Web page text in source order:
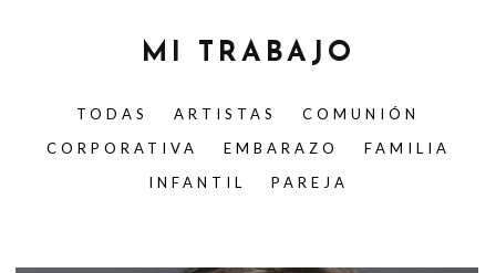
MI TRABAJO
TODAS ARTISTAS
COMUNIÓN
CORPORATIVA
EMBARAZO
FAMILIA
INFANTIL
PAREJA